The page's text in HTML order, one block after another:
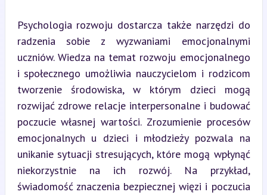
Psychologia rozwoju dostarcza także narzędzi do
radzenia sobie z wyzwaniami emocjonalnymi
uczniów. Wiedza na temat rozwoju emocjonalnego
i społecznego umożliwia nauczycielom i rodzicom
tworzenie środowiska, w którym dzieci mogą
rozwijać zdrowe relacje interpersonalne i budować
poczucie własnej wartości. Zrozumienie procesów
emocjonalnych u dzieci i młodzieży pozwala na
unikanie sytuacji stresujących, które mogą wpłynąć
niekorzystnie na ich rozwój. Na przykład,
świadomość znaczenia bezpiecznej więzi i poczucia